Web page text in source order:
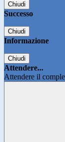
Chiudi
Successo
Chiudi
Informazione
Chiudi
Attendere...
Attendere il